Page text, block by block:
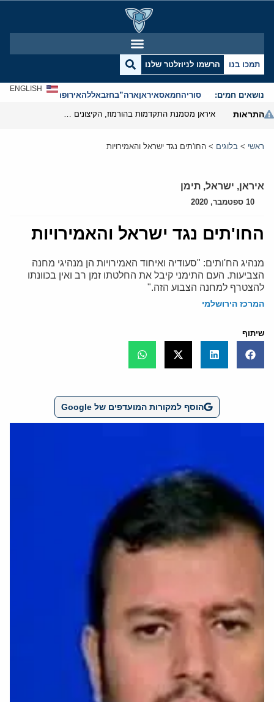
תמכו בנו הרשמו לניוזלטר שלנו
נושאים חמים: סוריהחמאסאיראןארה”בחזבאללהאירופהאנטישמיות
ENGLISH
התראות
ראשי > בלוגים > החו'תים נגד ישראל והאמירויות
איראן, ישראל, תימן
10 ספטמבר, 2020
החו'תים נגד ישראל והאמירויות
מנהיג הח'ותים: "סעודיה ואיחוד האמירויות הן מנהיגי מחנה
הצביעות. העם התימני קיבל את החלטתו זמן רב ואין בכוונתו
להצטרף למחנה הצבוע הזה."
המרכז הירושלמי
שיתוף
הוסף למקורות המועדפים של Google